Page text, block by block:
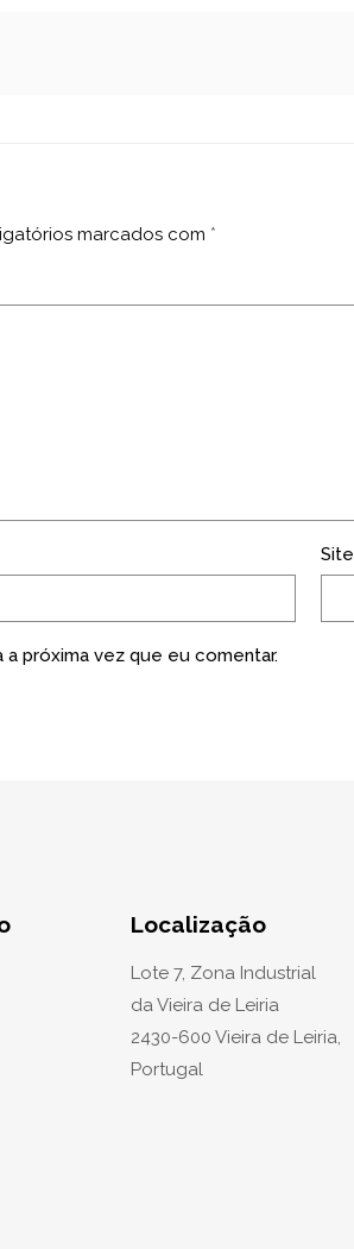
marcados com *
Site
próxima vez que eu comentar.
Localização
Lote 7, Zona Industrial
da Vieira de Leiria
2430-600 Vieira de Leiria,
Portugal